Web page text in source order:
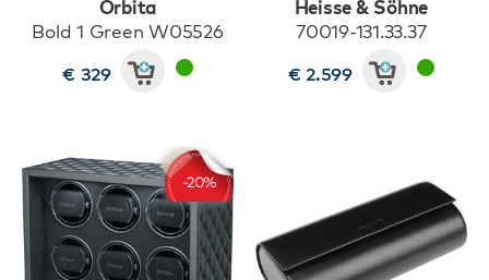
Orbita
Bold 1 Green W05526
€ 329
Heisse & Söhne
70019-131.33.37
€ 2.599